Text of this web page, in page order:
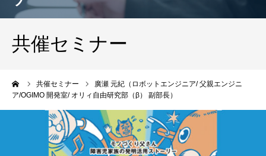
共催セミナー
共催セミナー
廣瀬 元紀（ロボットエンジニア/ 父親エンジニ
ア/OGIMO 開発室/ オリィ自由研究部（β） 副部長）